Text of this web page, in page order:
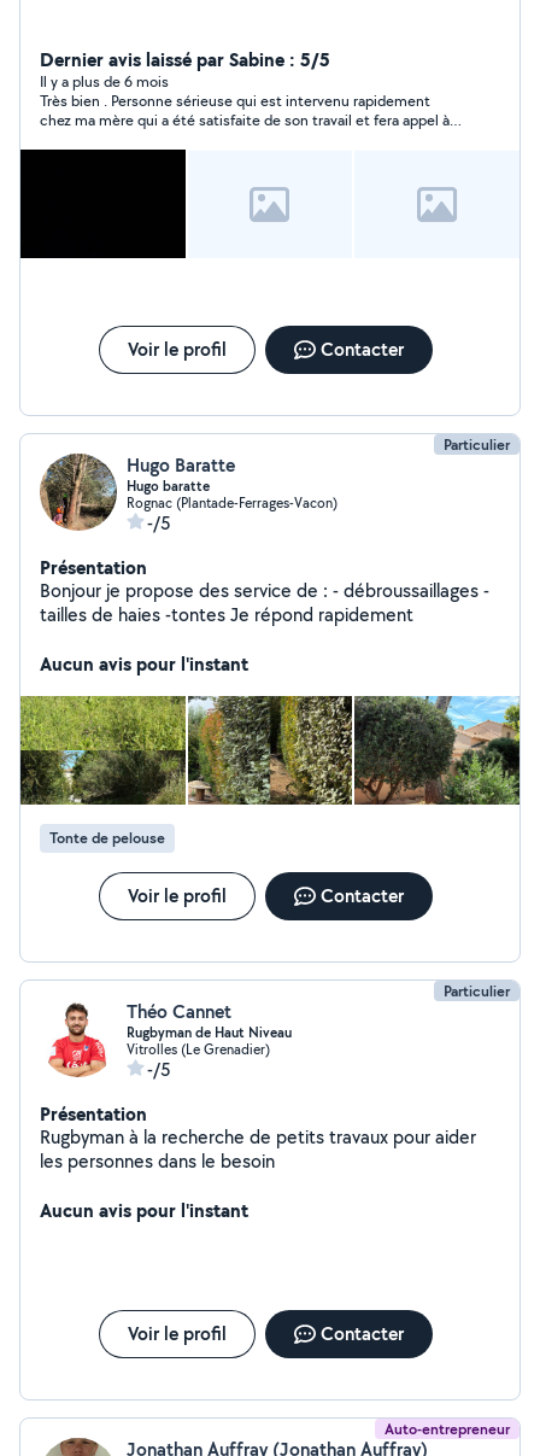
Dernier avis laissé par Sabine : 5/5
Il y a plus de 6 mois
Très bien . Personne sérieuse qui est intervenu rapidement
chez ma mère qui a été satisfaite de son travail et fera appel à
Voir le profil Contacter
Particulier
Hugo Baratte
Hugo baratte
Rognac (Plantade-Ferrages-Vacon)
-/5
Présentation
Bonjour je propose des service de : - débroussaillages -
tailles de haies -tontes Je répond rapidement
Aucun avis pour l'instant
Tonte de pelouse
Voir le profil Contacter
Particulier
Théo Cannet
Rugbyman de Haut Niveau
Vitrolles (Le Grenadier)
-/5
Présentation
Rugbyman à la recherche de petits travaux pour aider
les personnes dans le besoin
Aucun avis pour l'instant
Voir le profil Contacter
Auto-entrepreneur
Jonathan Auffray (Jonathan Auffray)